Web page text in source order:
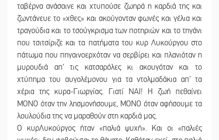
ταβέρνα ανάσαινε και χτυπούσε ζωηρά η καρδιά της και
ζωντάνευε το «χθες» και ακούγονταν φωνές και γέλια και
τραγούδια και το τσούγκρισμα των ποτηριών και το τηγάνι
που τσιτσίριζε και τα πατήματα του κυρ Λυκούργου στο
πάτωμα που πηγαινοερχόταν να σερβίρει και πλανιόταν η
μυρουδιά απ’ τις κατσαρόλες κι ακουγόταν και το
χτύπημα του αυγολέμονου για τα ντολμαδάκια απ’ τα
χέρια της κυρα-Γιωργίας. Γιατί ΝΑΙ! Η ζωή πεθαίνει
ΜΟΝΟ όταν την λησμονήσουμε, ΜΟΝΟ όταν αφήσουμε τα
λουλούδια της να μαραθούν στη καρδιά μας.
Ο κυρΛυκούργος ήταν «παλιά ψυχή». Και οι «παλιές